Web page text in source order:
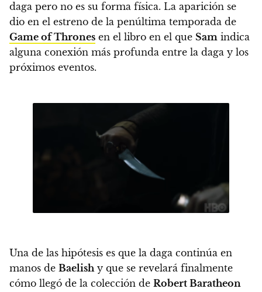
daga pero no es su forma física. La aparición se
dio en el estreno de la penúltima temporada de
Game of Thrones en el libro en el que Sam indica
alguna conexión más profunda entre la daga y los
próximos eventos.
Una de las hipótesis es que la daga continúa en
manos de Baelishy que se revelará finalmente
cómo llegó de la colección de Robert Baratheon